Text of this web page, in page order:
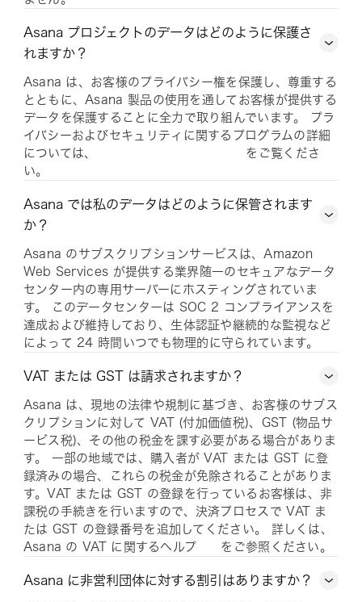
Asana プロジェクトのデータはどのように保護さ
れますか？
Asana は、お客様のプライバシー権を保護し、尊重する
とともに、Asana 製品の使用を通してお客様が提供する
データを保護することに全力で取り組んでいます。 プラ
イバシーおよびセキュリティに関するプログラムの詳細
については、
をご覧くださ
い。
Asana では私のデータはどのように保管されます
か？
Asana のサブスクリプションサービスは、Amazon
Web Services が提供する業界随一のセキュアなデータ
センター内の専用サーバーにホスティングされていま
す。 このデータセンターは SOC 2 コンプライアンスを
達成および維持しており、生体認証や継続的な監視など
によって 24 時間いつでも物理的に守られています。
VAT または GST は請求されますか？
Asana は、現地の法律や規制に基づき、お客様のサブス
クリプションに対して VAT (付加価値税)、GST (物品サ
ービス税)、その他の税金を課す必要がある場合がありま
す。 一部の地域では、購入者が VAT または GST に登
録済みの場合、これらの税金が免除されることがありま
す。VAT または GST の登録を行っているお客様は、非
課税の手続きを行いますので、決済プロセスで VAT ま
たは GST の登録番号を追加してください。 詳しくは、
Asana の VAT に関するヘルプ
をご参照ください。
Asana に非営利団体に対する割引はありますか？